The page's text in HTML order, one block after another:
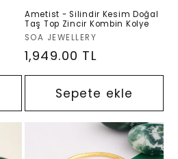
Ametist - Silindir Kesim Doğal
Taş Top Zincir Kombin Kolye
Satıcı:
SOA JEWELLERY
Normal
fiyat
1,949.00 TL
Sepete ekle